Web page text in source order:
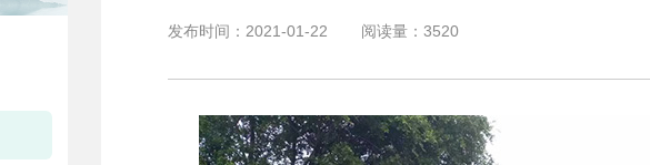
发布时间： 2021-01-22 阅读量： 3520